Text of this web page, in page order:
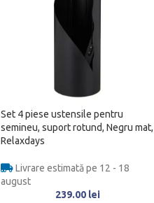
Set 4 piese ustensile pentru
semineu, suport rotund, Negru mat,
Relaxdays
Livrare estimată pe 12 - 18
august
239.00 lei